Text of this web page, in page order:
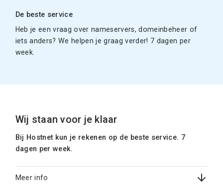
De beste service
Heb je een vraag over nameservers, domeinbeheer of
iets anders? We helpen je graag verder! 7 dagen per
week.
Wij staan voor je klaar
Bij Hostnet kun je rekenen op de beste service. 7
dagen per week.
Meer info